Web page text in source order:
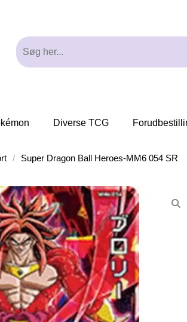
Diverse TCG
/ Super Dragon Ball Heroes-MM6 054 SR